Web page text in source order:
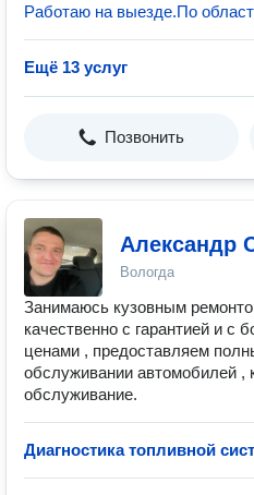
Работаю на выезде.По
Ещё 13 услуг
Позвонить
Александр
Вологда
Занимаюсь кузовным
качественно с гарантией и с
ценами , предоставляем
обслуживании автомобилей ,
обслуживание.
Диагностика топливной